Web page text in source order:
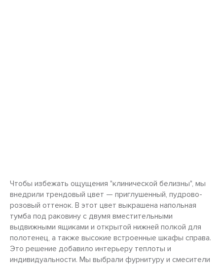
Чтобы избежать ощущения "клинической белизны", мы
внедрили трендовый цвет — приглушенный, пудрово-
розовый оттенок. В этот цвет выкрашена напольная
тумба под раковину с двумя вместительными
выдвижными ящиками и открытой нижней полкой для
полотенец, а также высокие встроенные шкафы справа.
Это решение добавило интерьеру теплоты и
индивидуальности. Мы выбрали фурнитуру и смесители